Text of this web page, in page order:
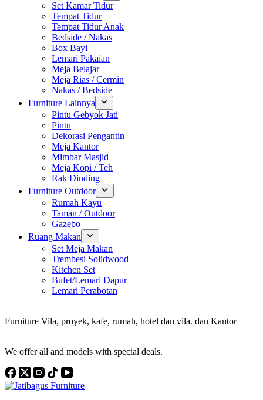
Set Kamar Tidur
Tempat Tidur
Tempat Tidur Anak
Bedside / Nakas
Box Bayi
Lemari Pakaian
Meja Belajar
Meja Rias / Cermin
Nakas / Bedside
Furniture Lainnya
Pintu Gebyok Jati
Pintu
Dekorasi Pengantin
Meja Kantor
Mimbar Masjid
Meja Kopi / Teh
Rak Dinding
Furniture Outdoor
Rumah Kayu
Taman / Outdoor
Gazebo
Ruang Makan
Set Meja Makan
Trembesi Solidwood
Kitchen Set
Bufet/Lemari Dapur
Lemari Perabotan
Furniture Vila, proyek, kafe, rumah, hotel dan vila. dan Kantor
We offer all and models with special deals.